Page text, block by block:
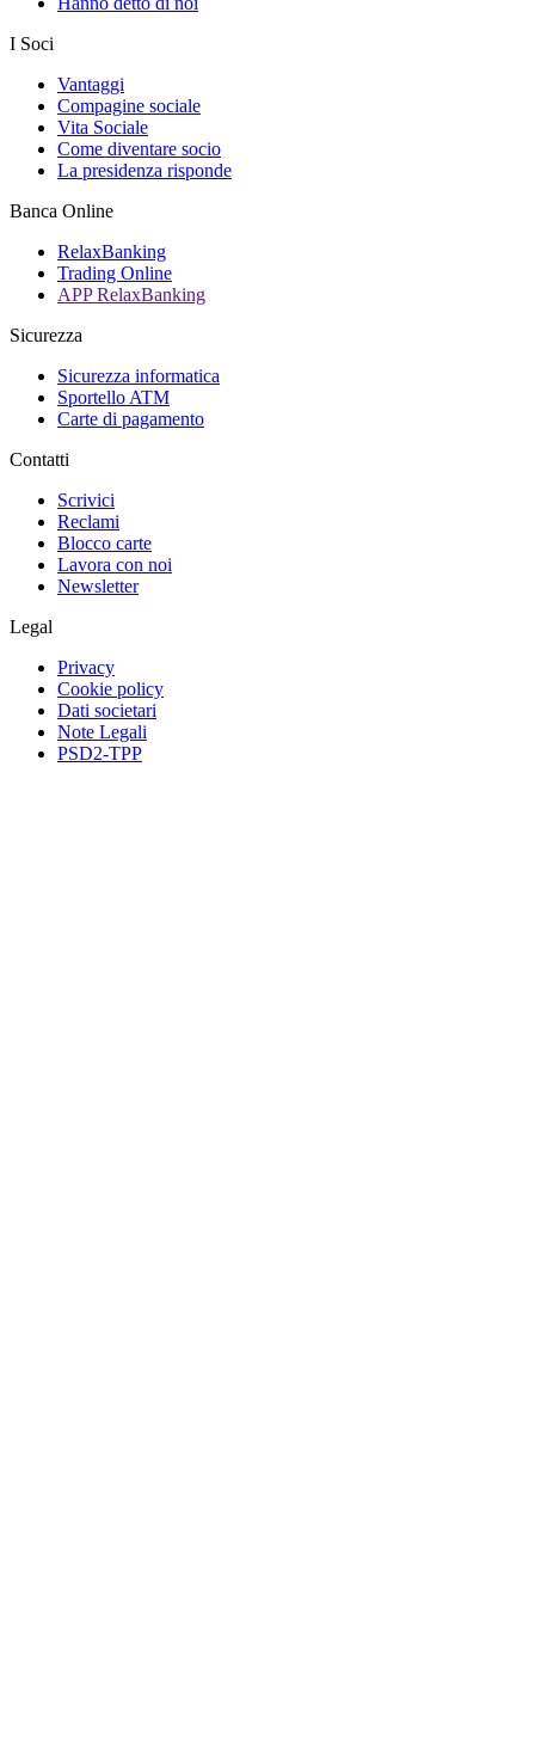
I Soci
Vantaggi
Compagine sociale
Vita Sociale
Come diventare socio
La presidenza risponde
Banca Online
RelaxBanking
Trading Online
APP RelaxBanking
Sicurezza
Sicurezza informatica
Sportello ATM
Carte di pagamento
Contatti
Scrivici
Reclami
Blocco carte
Lavora con noi
Newsletter
Legal
Privacy
Cookie policy
Dati societari
Note Legali
PSD2-TPP